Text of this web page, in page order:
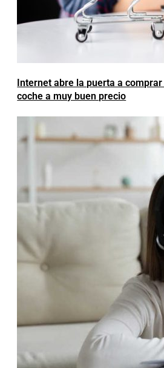
Internet abre la puerta a
coche a muy buen precio